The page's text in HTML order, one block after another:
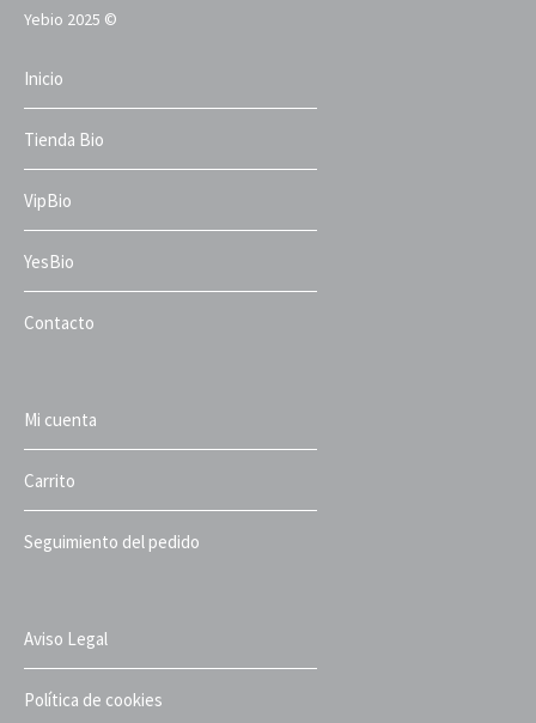
Yebio 2025 ©
Inicio
Tienda Bio
VipBio
YesBio
Contacto
Mi cuenta
Carrito
Seguimiento del pedido
Aviso Legal
Política de cookies